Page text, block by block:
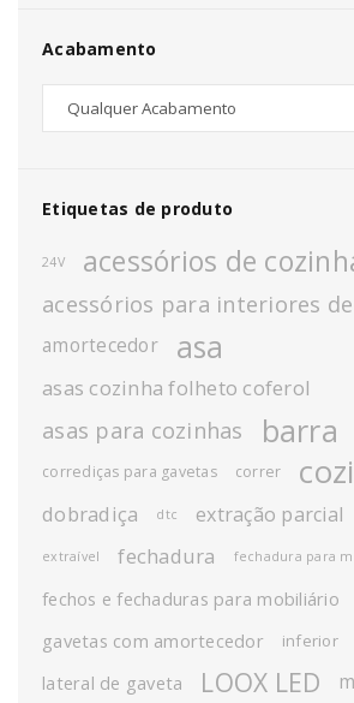
Acabamento
Etiquetas de produto
24V acessórios de
acessórios para interiores
amortecedor asa
asas cozinha folheto coferol
asas para cozinhas barra
corrediças para gavetas correr
dobradiça dtc extração parcial
extraível fechadura fechadura para
fechos e fechaduras para mobiliário
gavetas com amortecedor
inferior
lateral de gaveta LOOX LED